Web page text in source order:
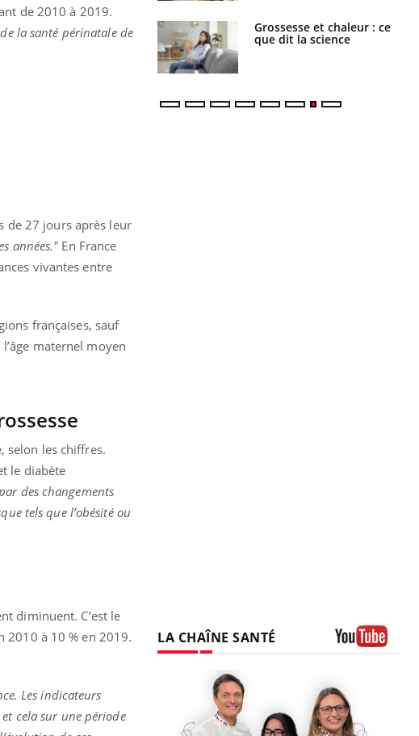
de 2010 à 2019.
la santé périnatale de
de 27 jours après leur
années." En France
vivantes entre
françaises, sauf
maternel moyen
selon les chiffres.
le diabète
des changements
tels que l’obésité ou
diminuent. C’est le
2010 à 10 % en 2019.
Les indicateurs
cela sur une période
Fortes chaleurs :
pourquoi le risque de
Grossesse et chaleur : ce
que dit la science
LA CHAÎNE SANTÉ